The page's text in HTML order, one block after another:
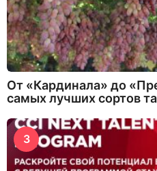
От «Кардинала» до
самых лучших сортов
3